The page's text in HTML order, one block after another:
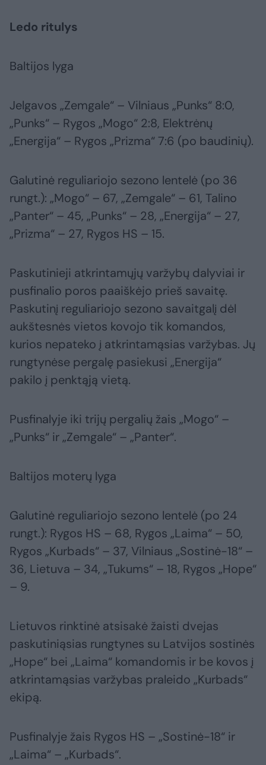
Ledo ritulys
Baltijos lyga
Jelgavos „Zemgale“ – Vilniaus „Punks“ 8:0,
„Punks“ – Rygos „Mogo“ 2:8, Elektrėnų
„Energija“ – Rygos „Prizma“ 7:6 (po baudinių).
Galutinė reguliariojo sezono lentelė (po 36
rungt.): „Mogo“ – 67, „Zemgale“ – 61, Talino
„Panter“ – 45, „Punks“ – 28, „Energija“ – 27,
„Prizma“ – 27, Rygos HS – 15.
Paskutinieji atkrintamųjų varžybų dalyviai ir
pusfinalio poros paaiškėjo prieš savaitę.
Paskutinį reguliariojo sezono savaitgalį dėl
aukštesnės vietos kovojo tik komandos,
kurios nepateko į atkrintamąsias varžybas. Jų
rungtynėse pergalę pasiekusi „Energija“
pakilo į penktąją vietą.
Pusfinalyje iki trijų pergalių žais „Mogo“ –
„Punks“ ir „Zemgale“ – „Panter“.
Baltijos moterų lyga
Galutinė reguliariojo sezono lentelė (po 24
rungt.): Rygos HS – 68, Rygos „Laima“ – 50,
Rygos „Kurbads“ – 37, Vilniaus „Sostinė-18“ –
36, Lietuva – 34, „Tukums“ – 18, Rygos „Hope“
– 9.
Lietuvos rinktinė atsisakė žaisti dvejas
paskutiniąsias rungtynes su Latvijos sostinės
„Hope“ bei „Laima“ komandomis ir be kovos į
atkrintamąsias varžybas praleido „Kurbads“
ekipą.
Pusfinalyje žais Rygos HS – „Sostinė-18“ ir
„Laima“ – „Kurbads“.